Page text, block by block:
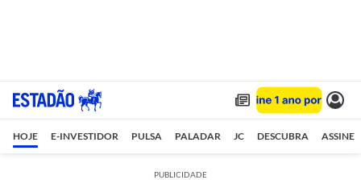
HOJE E-INVESTIDOR PULSA PALADAR JC DESCUBRA ASSINE
PUBLICIDADE